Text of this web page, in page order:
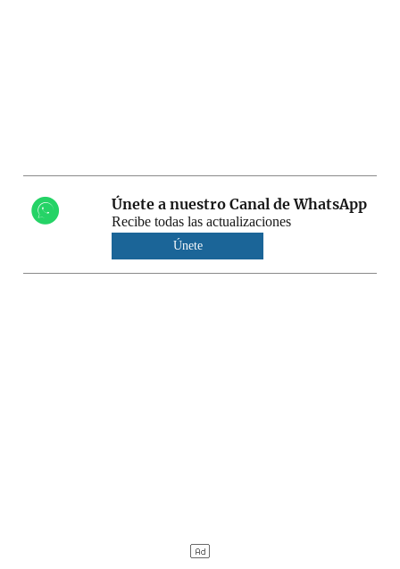
Únete a nuestro Canal de WhatsApp
Recibe todas las actualizaciones
Únete